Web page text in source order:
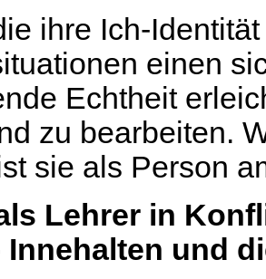
ihre Ich-
einen
Echtheit
zu bearbeiten.
sie als Person
Lehrer in
Innehalten und